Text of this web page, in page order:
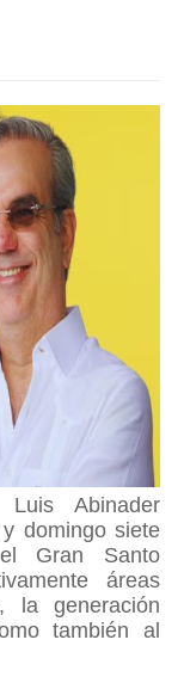
Luis Abinader
domingo siete
Gran Santo
áreas
la generación
también al